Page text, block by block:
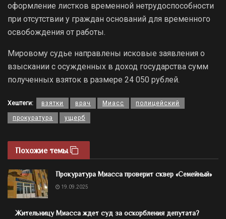
оформление листков временной нетрудоспособности
при отсутствии у граждан оснований для временного
освобождения от работы.
Мировому судье направлены исковые заявления о
взыскании с осужденных в доход государства сумм
полученных взяток в размере 24 050 рублей.
Хештеги: взятки врач Миасс полицейский
прокуратура ущерб
Похожие темы
Прокуратура Миасса проверит сквер «Семейный»
19.09.2025
Жительницу Миасса ждет суд за оскорбления депутата?